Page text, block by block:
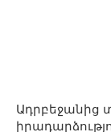
Ադրբեջանից